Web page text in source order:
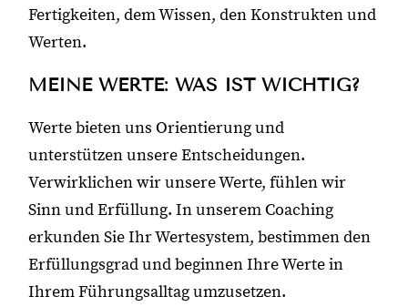
Fertigkeiten, dem Wissen, den Konstrukten und
Werten.
MEINE WERTE: WAS IST WICHTIG?
Werte bieten uns Orientierung und
unterstützen unsere Entscheidungen.
Verwirklichen wir unsere Werte, fühlen wir
Sinn und Erfüllung. In unserem Coaching
erkunden Sie Ihr Wertesystem, bestimmen den
Erfüllungsgrad und beginnen Ihre Werte in
Ihrem Führungsalltag umzusetzen.